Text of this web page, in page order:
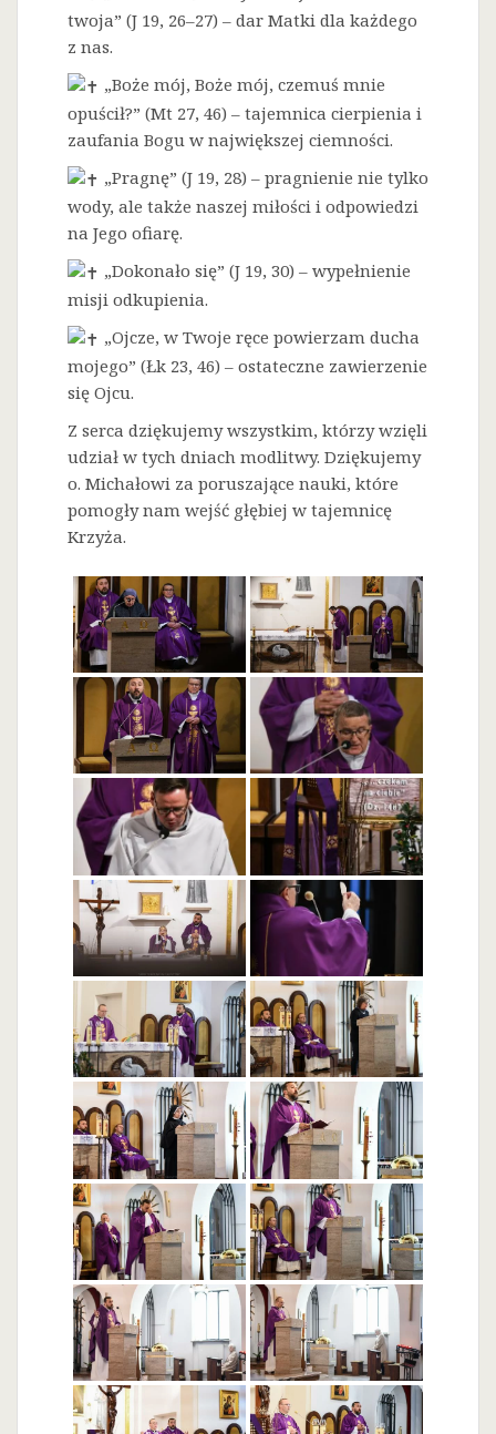
twoja” (J 19, 26–27) – dar Matki dla każdego
z nas.
„Boże mój, Boże mój, czemuś mnie
opuścił?” (Mt 27, 46) – tajemnica cierpienia i
zaufania Bogu w największej ciemności.
„Pragnę” (J 19, 28) – pragnienie nie tylko
wody, ale także naszej miłości i odpowiedzi
na Jego ofiarę.
„Dokonało się” (J 19, 30) – wypełnienie
misji odkupienia.
„Ojcze, w Twoje ręce powierzam ducha
mojego” (Łk 23, 46) – ostateczne zawierzenie
się Ojcu.
Z serca dziękujemy wszystkim, którzy wzięli
udział w tych dniach modlitwy. Dziękujemy
o. Michałowi za poruszające nauki, które
pomogły nam wejść głębiej w tajemnicę
Krzyża.